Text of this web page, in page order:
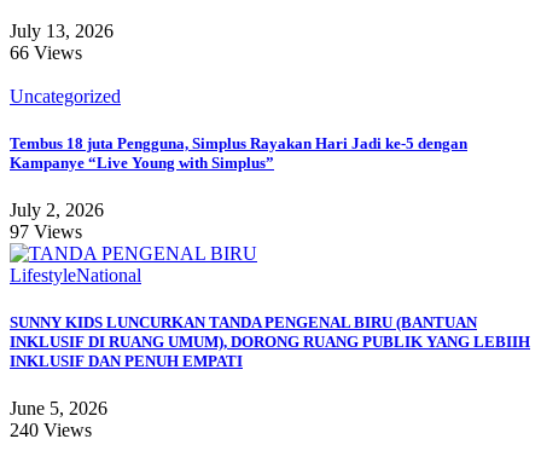
July 13, 2026
66 Views
Uncategorized
Tembus 18 juta Pengguna, Simplus Rayakan Hari Jadi ke-5 dengan
Kampanye “Live Young with Simplus”
July 2, 2026
97 Views
LifestyleNational
SUNNY KIDS LUNCURKAN TANDA PENGENAL BIRU (BANTUAN
INKLUSIF DI RUANG UMUM), DORONG RUANG PUBLIK YANG LEBIIH
INKLUSIF DAN PENUH EMPATI
June 5, 2026
240 Views